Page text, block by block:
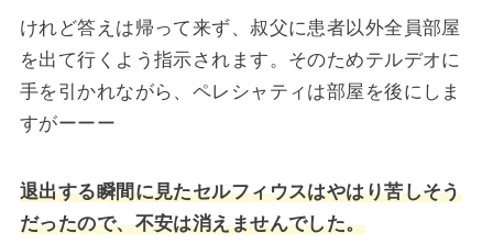
けれど答えは帰って来ず、叔父に患者以外全員部屋
を出て行くよう指示されます。そのためテルデオに
手を引かれながら、ペレシャティは部屋を後にしま
すがーーー
退出する瞬間に見たセルフィウスはやはり苦しそう
だったので、不安は消えませんでした。